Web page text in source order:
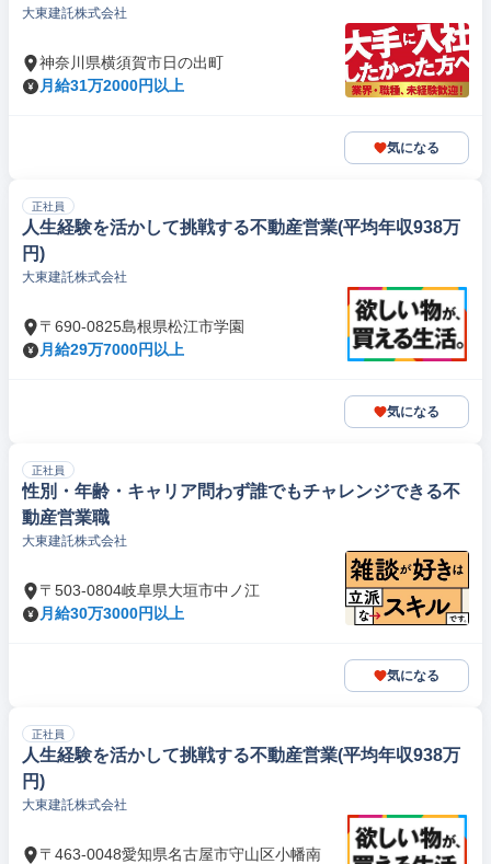
大東建託株式会社
神奈川県横須賀市日の出町
月給31万2000円以上
気になる
正社員
人生経験を活かして挑戦する不動産営業(平均年収938万
円)
大東建託株式会社
〒690-0825島根県松江市学園
月給29万7000円以上
気になる
正社員
性別・年齢・キャリア問わず誰でもチャレンジできる不
動産営業職
大東建託株式会社
〒503-0804岐阜県大垣市中ノ江
月給30万3000円以上
気になる
正社員
人生経験を活かして挑戦する不動産営業(平均年収938万
円)
大東建託株式会社
〒463-0048愛知県名古屋市守山区小幡南